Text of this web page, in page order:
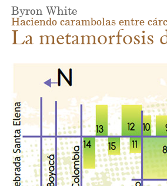
Byron White
Haciendo carambolas entre
La metamorfosis